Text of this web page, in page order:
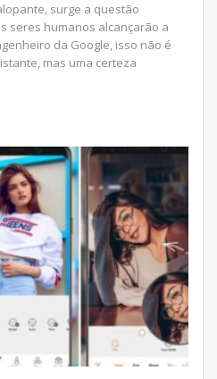
surge a questão
seres humanos alcançarão a
da Google, isso não é
mas uma certeza